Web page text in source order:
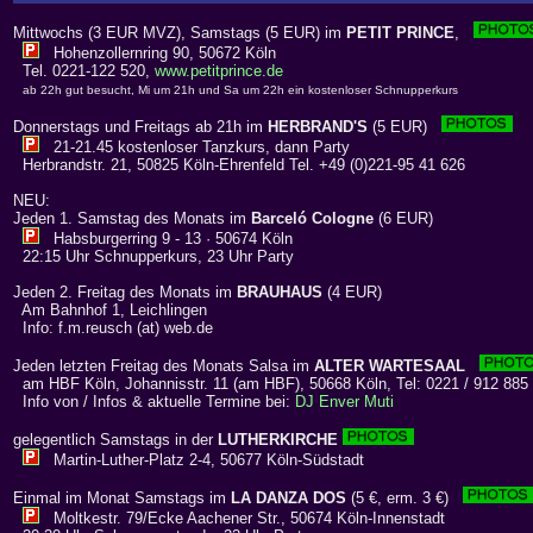
Mittwochs (3 EUR MVZ), Samstags (5 EUR) im PETIT PRINCE,
Hohenzollernring 90, 50672 Köln
Tel. 0221-122 520, www.petitprince.de
ab 22h gut besucht, Mi um 21h und Sa um 22h ein kostenloser Schnupperkurs
Donnerstags und Freitags ab 21h im HERBRAND'S (5 EUR)
21-21.45 kostenloser Tanzkurs, dann Party
Herbrandstr. 21, 50825 Köln-Ehrenfeld Tel. +49 (0)221-95 41 626
NEU:
Jeden 1. Samstag des Monats im Barceló Cologne (6 EUR)
Habsburgerring 9 - 13 · 50674 Köln
22:15 Uhr Schnupperkurs, 23 Uhr Party
Jeden 2. Freitag des Monats im BRAUHAUS (4 EUR)
Am Bahnhof 1, Leichlingen
Info: f.m.reusch (at) web.de
Jeden letzten Freitag des Monats Salsa im ALTER WARTESAAL
am HBF Köln, Johannisstr. 11 (am HBF), 50668 Köln, Tel: 0221 / 912 885
Info von / Infos & aktuelle Termine bei: DJ Enver Muti
gelegentlich Samstags in der LUTHERKIRCHE
Martin-Luther-Platz 2-4, 50677 Köln-Südstadt
Einmal im Monat Samstags im LA DANZA DOS (5 €, erm. 3 €)
Moltkestr. 79/Ecke Aachener Str., 50674 Köln-Innenstadt